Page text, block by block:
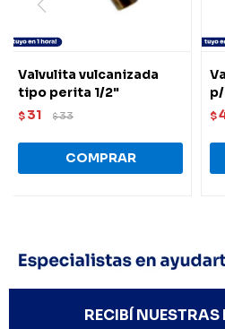
Valvulita vulcanizada
tipo perita 1/2"
$ 31 $33 $
RECIBÍ